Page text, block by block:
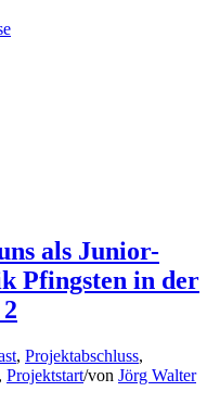
als Junior-
Pfingsten in der
, Projektabschluss,
, Projektstart/von Jörg Walter